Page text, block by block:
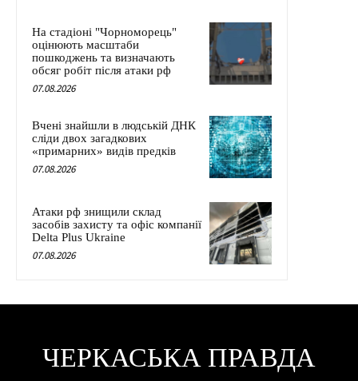
На стадіоні "Чорноморець"
оцінюють масштаби
пошкоджень та визначають
обсяг робіт після атаки рф
07.08.2026
Вчені знайшли в людській ДНК
сліди двох загадкових
«примарних» видів предків
07.08.2026
Атаки рф знищили склад
засобів захисту та офіс компанії
Delta Plus Ukraine
07.08.2026
ЧЕРКАСЬКА ПРАВДА